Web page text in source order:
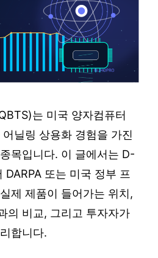
는 미국 양자컴퓨터
닐링 상용화 경험을 가진
목입니다. 이 글에서는 D-
DARPA 또는 미국 정부 프
제 제품이 들어가는 위치,
의 비교, 그리고 투자자가
합니다.